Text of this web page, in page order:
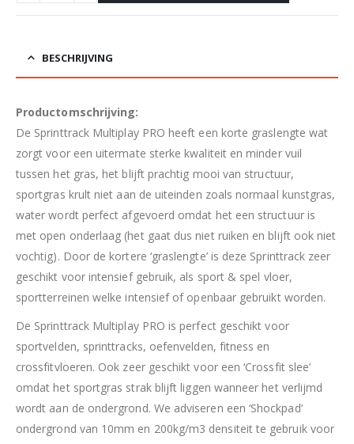
BESCHRIJVING
Productomschrijving:
De Sprinttrack Multiplay PRO heeft een korte graslengte wat
zorgt voor een uitermate sterke kwaliteit en minder vuil
tussen het gras, het blijft prachtig mooi van structuur,
sportgras krult niet aan de uiteinden zoals normaal kunstgras,
water wordt perfect afgevoerd omdat het een structuur is
met open onderlaag (het gaat dus niet ruiken en blijft ook niet
vochtig). Door de kortere ‘graslengte’ is deze Sprinttrack zeer
geschikt voor intensief gebruik, als sport & spel vloer,
sportterreinen welke intensief of openbaar gebruikt worden.
De Sprinttrack Multiplay PRO is perfect geschikt voor
sportvelden, sprinttracks, oefenvelden, fitness en
crossfitvloeren. Ook zeer geschikt voor een ‘Crossfit slee’
omdat het sportgras strak blijft liggen wanneer het verlijmd
wordt aan de ondergrond. We adviseren een ‘Shockpad’
ondergrond van 10mm en 200kg/m3 densiteit te gebruik voor